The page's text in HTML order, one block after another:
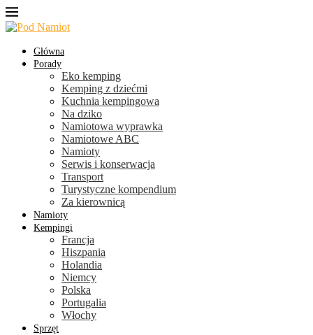
Główna
Porady
Eko kemping
Kemping z dziećmi
Kuchnia kempingowa
Na dziko
Namiotowa wyprawka
Namiotowe ABC
Namioty
Serwis i konserwacja
Transport
Turystyczne kompendium
Za kierownicą
Namioty
Kempingi
Francja
Hiszpania
Holandia
Niemcy
Polska
Portugalia
Włochy
Sprzęt